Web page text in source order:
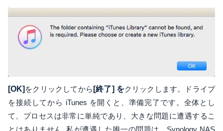
[OK] をクリックしてから [終了] をクリックします。ドライブ
を接続してから iTunes を開くと、準備完了です。全体とし
て、プロセスは非常に単純であり、大きな問題に遭遇するこ
とはありません. 私が遭遇した唯一の問題は、Synology NAS